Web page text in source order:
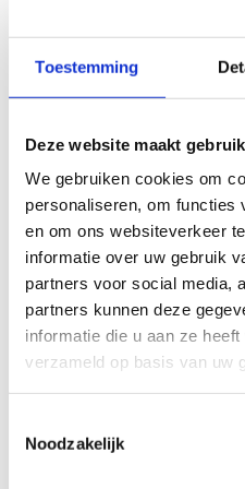
Toestemming
Deze website maakt
We gebruiken cookies om
personaliseren, om functies
en om ons websiteverkeer
informatie over uw gebruik
partners voor social media,
partners kunnen deze
informatie die u aan ze
verzameld op basis van uw
Noodzakelijk
Wat vond je van
Jouw beoordeling helpt de